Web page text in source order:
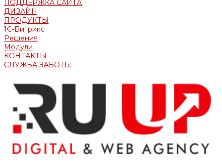
ПОДДЕРЖКА САЙТА
ДИЗАЙН
ПРОДУКТЫ
1С-Битрикс
Решения
Модули
КОНТАКТЫ
СЛУЖБА ЗАБОТЫ